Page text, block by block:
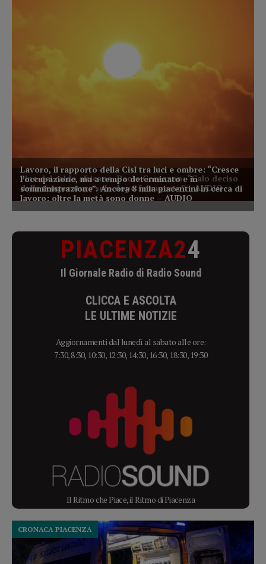
PIACENZA24
Il Giornale Radio di Radio Sound
CLICCA E ASCOLTA
LE ULTIME NOTIZIE
Aggiornamenti dal lunedì al sabato alle ore:
7:30, 8:30, 10:30, 12:30, 14:30, 16:30, 18:30, 19:30
Il Ritmo che Piace, il Ritmo di Piacenza
CRONACA PIACENZA